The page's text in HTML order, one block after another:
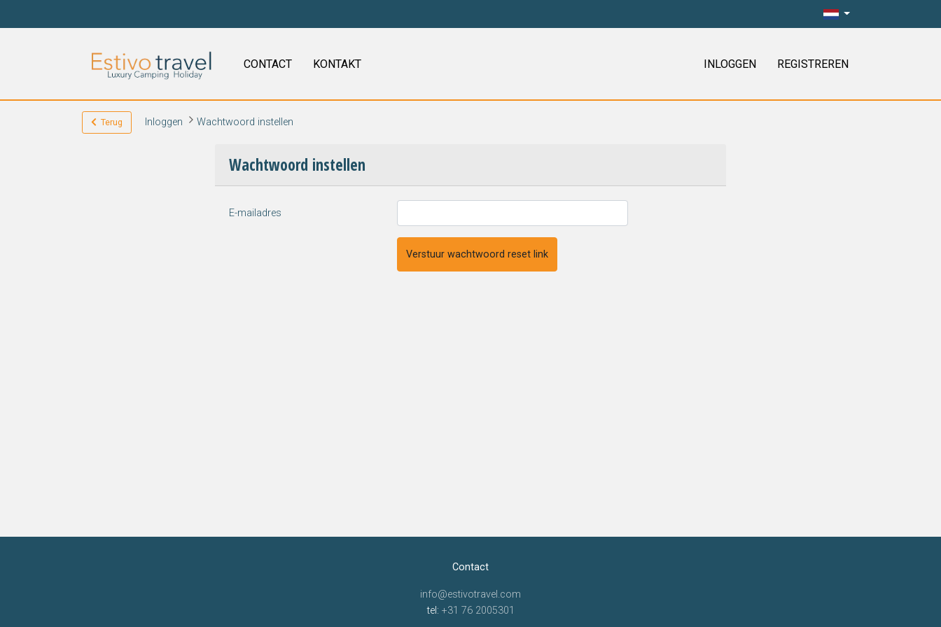
CONTACT KONTAKT INLOGGEN REGISTREREN
Terug Inloggen Wachtwoord instellen
Wachtwoord instellen
E-mailadres
Verstuur wachtwoord reset link
Contact
info@estivotravel.com
tel: +31 76 2005301